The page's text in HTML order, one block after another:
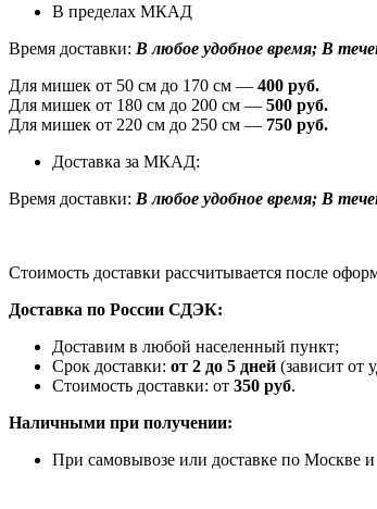
В пределах МКАД
Время доставки: В любое удобное время; В
Для мишек от 50 см до 170 см — 400 руб.
Для мишек от 180 см до 200 см — 500 руб.
Для мишек от 220 см до 250 см — 750 руб.
Доставка за МКАД:
Время доставки: В любое удобное время; В
Стоимость доставки рассчитывается после
Доставка по России СДЭК:
Доставим в любой населенный пункт;
Срок доставки: от 2 до 5 дней (зависит от
Стоимость доставки: от 350 руб.
Наличными при получении:
При самовывозе или доставке по Москве